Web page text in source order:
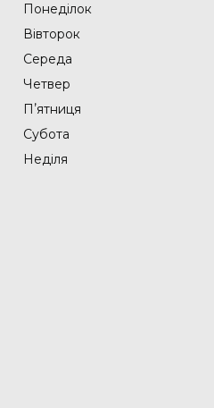
Понеділок
Вівторок
Середа
Четвер
Пʼятниця
Субота
Неділя